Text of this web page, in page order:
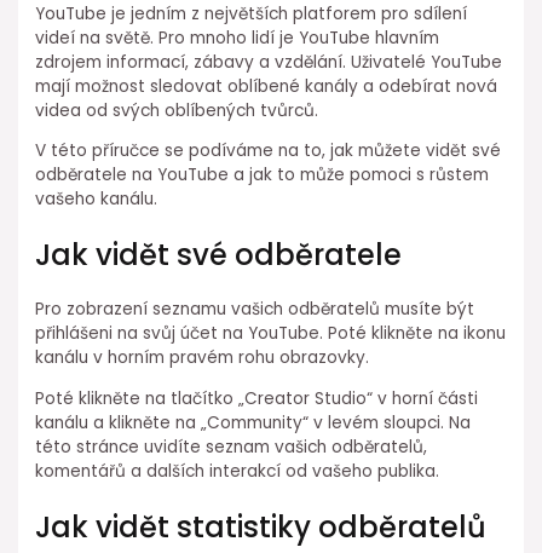
YouTube je jedním z největších platforem pro sdílení
videí na světě. Pro mnoho lidí je YouTube hlavním
zdrojem informací, zábavy a vzdělání. Uživatelé YouTube
mají možnost sledovat oblíbené kanály a odebírat nová
videa od svých oblíbených tvůrců.
V této příručce se podíváme na to, jak můžete vidět své
odběratele na YouTube a jak to může pomoci s růstem
vašeho kanálu.
Jak vidět své odběratele
Pro zobrazení seznamu vašich odběratelů musíte být
přihlášeni na svůj účet na YouTube. Poté klikněte na ikonu
kanálu v horním pravém rohu obrazovky.
Poté klikněte na tlačítko „Creator Studio“ v horní části
kanálu a klikněte na „Community“ v levém sloupci. Na
této stránce uvidíte seznam vašich odběratelů,
komentářů a dalších interakcí od vašeho publika.
Jak vidět statistiky odběratelů